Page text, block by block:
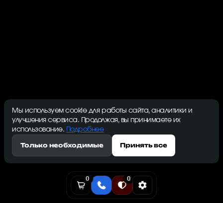
0 0
Мы используем cookie для работы сайта, аналитики и
улучшения сервиса. Продолжая, вы принимаете их
использование.
Подробнее
Только необходимые Принять все